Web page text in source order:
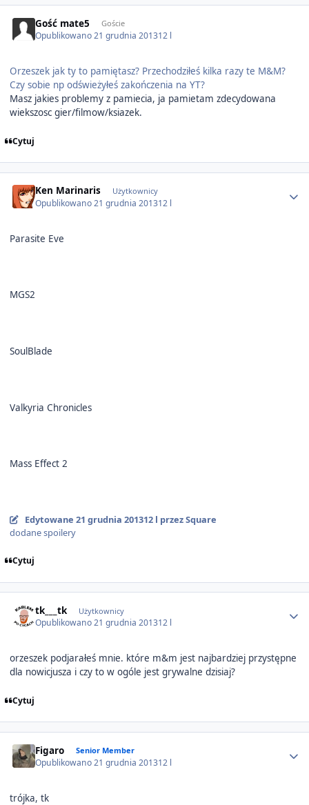
Gość mate5 Goście
Opublikowano21 grudnia 201312 l
Orzeszek jak ty to pamiętasz? Przechodziłeś kilka razy te M&M?
Czy sobie np odświeżyłeś zakończenia na YT?
Masz jakies problemy z pamiecia, ja pamietam zdecydowana
wiekszosc gier/filmow/ksiazek.
Cytuj
Ken Marinaris Użytkownicy
Opublikowano21 grudnia 201312 l
Parasite Eve
MGS2
SoulBlade
Valkyria Chronicles
Mass Effect 2
Edytowane 21 grudnia 201312 l przez Square
dodane spoilery
Cytuj
tk___tk Użytkownicy
Opublikowano21 grudnia 201312 l
orzeszek podjarałeś mnie. które m&m jest najbardziej przystępne
dla nowicjusza i czy to w ogóle jest grywalne dzisiaj?
Cytuj
Figaro Senior Member
Opublikowano21 grudnia 201312 l
trójka, tk